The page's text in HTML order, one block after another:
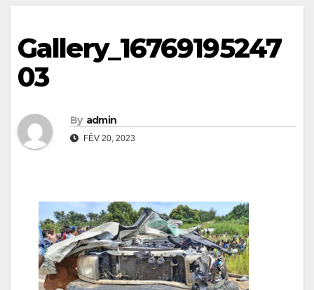
Gallery_16769195247
03
By admin
FÉV 20, 2023